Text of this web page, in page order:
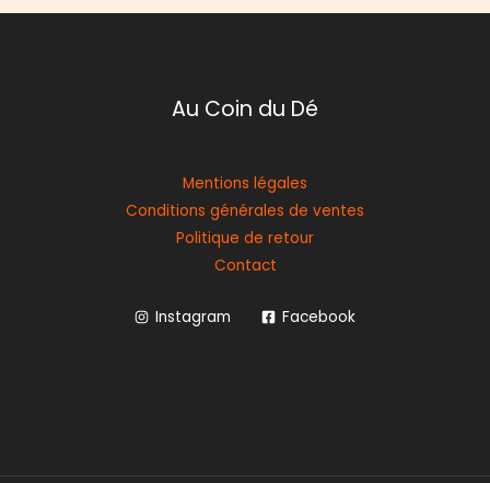
Au Coin du Dé
Mentions légales
Conditions générales de ventes
Politique de retour
Contact
Instagram Facebook